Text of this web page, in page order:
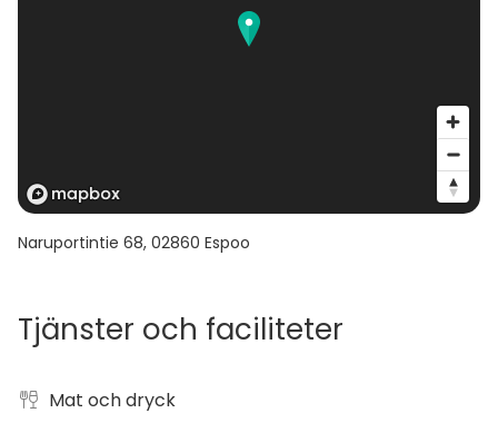
Naruportintie 68, 02860 Espoo
Tjänster och faciliteter
Mat och dryck